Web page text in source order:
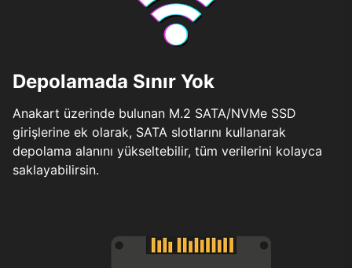
Depolamada Sınır Yok
Anakart üzerinde bulunan M.2 SATA/NVMe SSD
girişlerine ek olarak, SATA slotlarını kullanarak
depolama alanını yükseltebilir, tüm verilerini kolayca
saklayabilirsin.